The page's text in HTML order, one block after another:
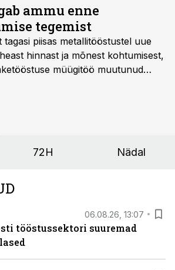
ammu enne
tegemist
tagasi piisas metallitööstustel uue
hinnast ja mõnest kohtumisest,
müügitöö muutunud
72H Nädal
06.08.26, 13:07
tööstussektori suuremad